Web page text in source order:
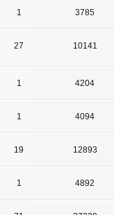
1 3785
27 10141
1 4204
1 4094
19 12893
1 4892